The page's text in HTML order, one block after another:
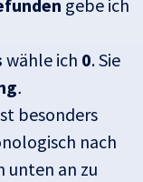
gebe ich
wähle ich 0. Sie
.
besonders
nach
unten an zu